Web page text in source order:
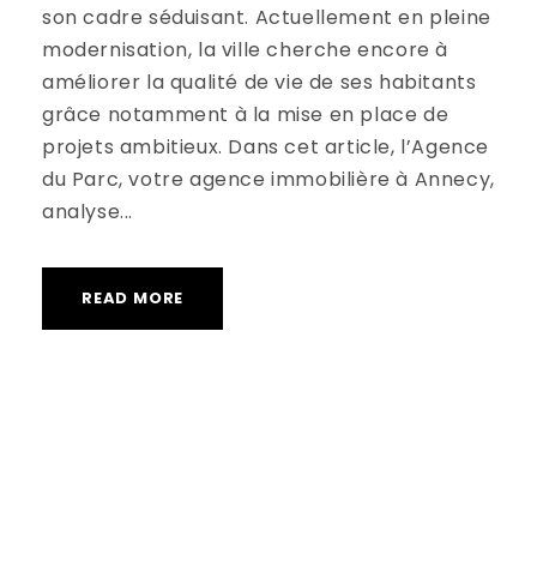
son cadre séduisant. Actuellement en pleine
modernisation, la ville cherche encore à
améliorer la qualité de vie de ses habitants
grâce notamment à la mise en place de
projets ambitieux. Dans cet article, l’Agence
du Parc, votre agence immobilière à Annecy,
analyse...
READ MORE